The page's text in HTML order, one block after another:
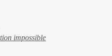
impossible